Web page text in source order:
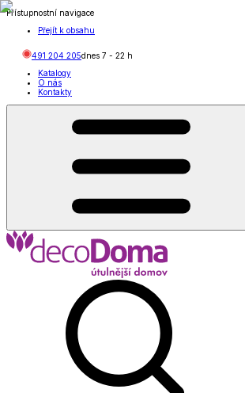
Přístupnostní navigace
Přejít k obsahu
491 204 205dnes 7 - 22 h
Katalogy
O nás
Kontakty